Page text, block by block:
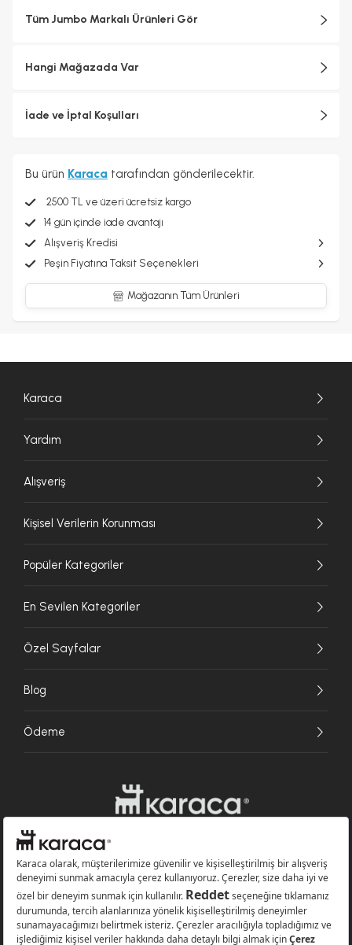
Tüm Jumbo Markalı Ürünleri Gör
Hangi Mağazada Var
İade ve İptal Koşulları
Bu ürün Karaca tarafından gönderilecektir.
2500 TL ve üzeri ücretsiz kargo
14 gün içinde iade avantajı
Alışveriş Kredisi
Peşin Fiyatına Taksit Seçenekleri
Mağazanın Tüm Ürünleri
Karaca
Yardım
Alışveriş
Kişisel Verilerin Korunması
Popüler Kategoriler
En Sevilen Kategoriler
Özel Sayfalar
Blog
Ödeme
Websitesinde kullanılan bazı görseller yapay zekâ (AI) ile üretilmiştir.